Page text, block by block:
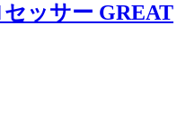
ッサー GREAT